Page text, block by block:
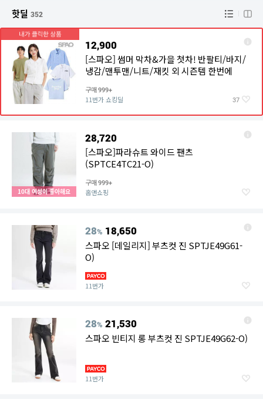
핫딜 352
12,900
[스파오] 썸머 막차&가을 첫차! 반팔티/바지/
냉감/맨투맨/니트/재킷 외 시즌템 한번에
구매999+
11번가 쇼킹딜 37
10대 여성이 좋아해요
28,720
[스파오]파라슈트 와이드 팬츠
(SPTCE4TC21-O)
구매999+
홈앤쇼핑
28% 18,650
스파오 [데일리지] 부츠컷 진 SPTJE49G61-
O)
11번가
28% 21,530
스파오 빈티지 롱 부츠컷 진 SPTJE49G62-O)
11번가